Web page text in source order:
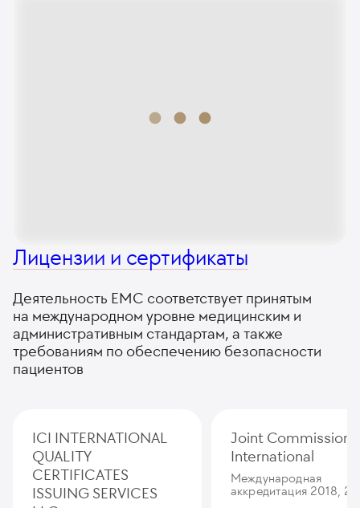
Лицензии и сертификаты
Деятельность ЕМС соответствует принятым
на международном уровне медицинским и
административным стандартам, а также
требованиям по обеспечению безопасности
пациентов
ICI INTERNATIONAL
QUALITY
CERTIFICATES
ISSUING SERVICES
Joint Commission
International
Международная
аккредитация 2018,